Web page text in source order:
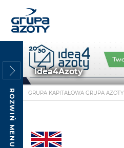
ROZWIŃ MENU
Idea4Azoty
GRUPA KAPITAŁOWA GRUPA AZOTY